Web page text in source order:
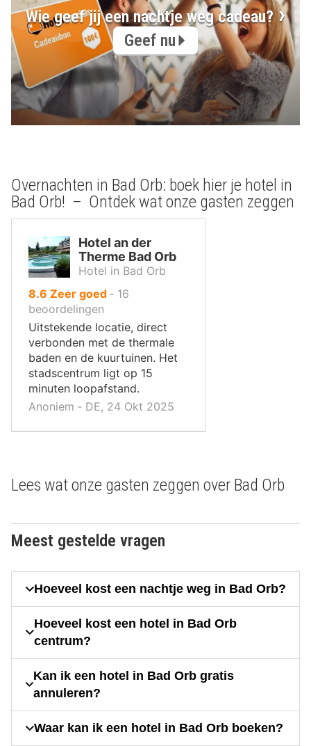
Wie geef jij een nachtje weg cadeau?
Geef nu
Overnachten in Bad Orb: boek hier je hotel in
Bad Orb! – Ontdek wat onze gasten zeggen
Hotel an der
Therme Bad Orb
Hotel in Bad Orb
8.6 uit
10
,
Zeer goed ‐ 16
beoordelingen
Uitstekende locatie, direct
verbonden met de thermale
baden en de kuurtuinen. Het
stadscentrum ligt op 15
minuten loopafstand.
Anoniem ‐ DE, 24 Okt 2025
Lees wat onze gasten zeggen over Bad Orb
Meest gestelde vragen
Hoeveel kost een nachtje weg in Bad Orb?
Hoeveel kost een hotel in Bad Orb
centrum?
Kan ik een hotel in Bad Orb gratis
annuleren?
Waar kan ik een hotel in Bad Orb boeken?